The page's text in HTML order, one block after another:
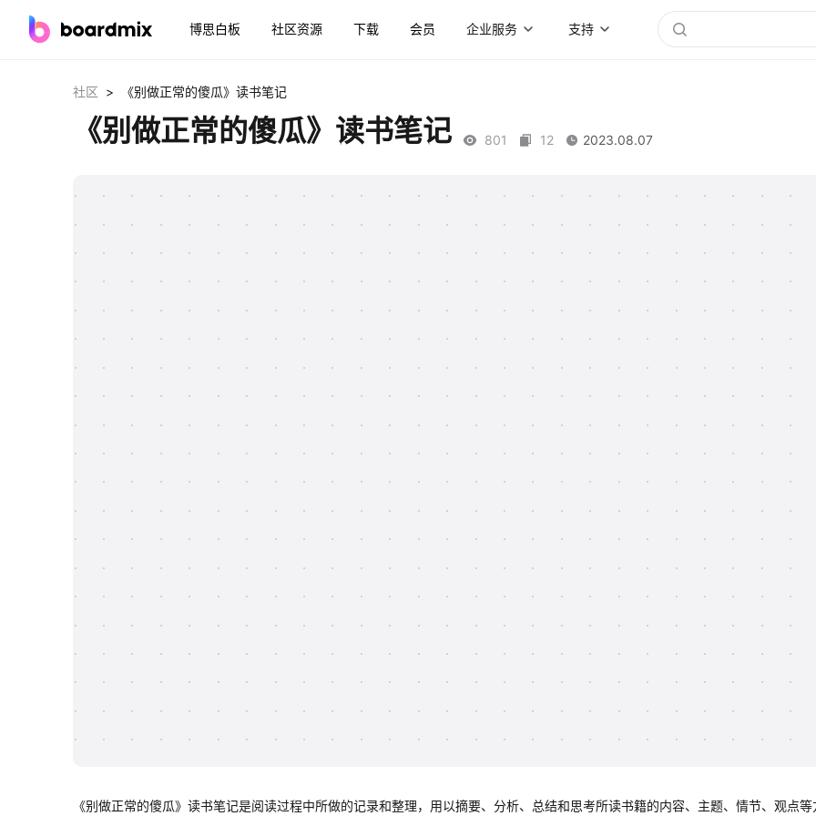
博思白板 社区资源 下载 会员 企业服务 支持
社区 > 《别做正常的傻瓜》读书笔记
《别做正常的傻瓜》读书笔记 801 12 2023.08.07
《别做正常的傻瓜》读书笔记是阅读过程中所做的记录和整理，用以摘要、分析、总结和思考所读书籍的内容、主题、情节、观点等